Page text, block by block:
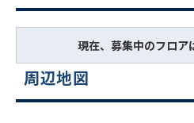
現在、募集中のフロア
周辺地図